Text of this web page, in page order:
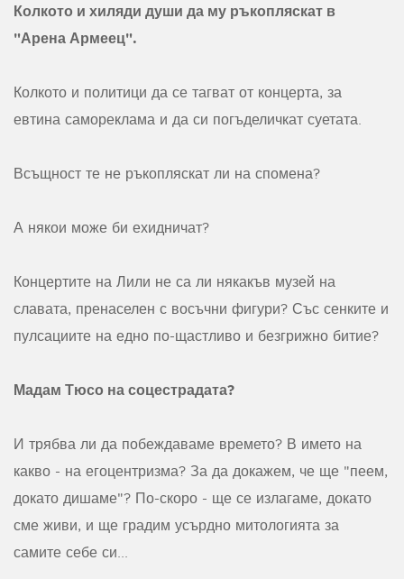
Колкото и хиляди души да му ръкопляскат в
"Арена Армеец".
Колкото и политици да се тагват от концерта, за
евтина самореклама и да си погъделичкат суетата.
Всъщност те не ръкопляскат ли на спомена?
А някои може би ехидничат?
Концертите на Лили не са ли някакъв музей на
славата, пренаселен с восъчни фигури? Със сенките и
пулсациите на едно по-щастливо и безгрижно битие?
Мадам Тюсо на соцестрадата?
И трябва ли да побеждаваме времето? В името на
какво - на егоцентризма? За да докажем, че ще "пеем,
докато дишаме"? По-скоро - ще се излагаме, докато
сме живи, и ще градим усърдно митологията за
самите себе си...